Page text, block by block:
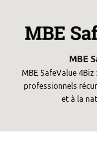
MBE
MBE SafeValue
professionnels
et à la